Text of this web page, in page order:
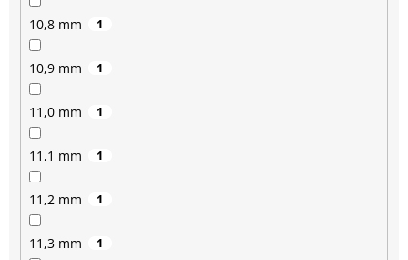
10,8 mm 1
10,9 mm 1
11,0 mm 1
11,1 mm 1
11,2 mm 1
11,3 mm 1